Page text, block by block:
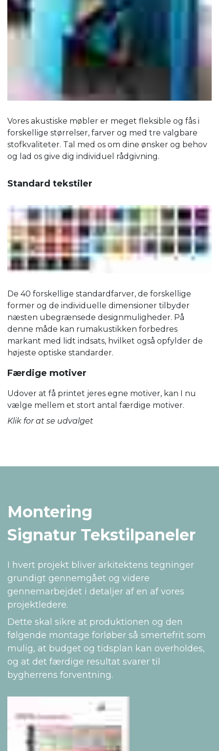
Vores akustiske møbler er meget fleksible og fås i
forskellige størrelser, farver og med tre valgbare
stofkvaliteter. Tal med os om dine ønsker og behov
og lad os give dig individuel rådgivning.
Standard tekstiler
De 40 forskellige standardfarver, de forskellige
former og de individuelle dimensioner tilbyder
næsten ubegrænsede designmuligheder. På
denne måde kan rumakustikken forbedres
markant med lidt indsats, hvilket også opfylder de
højeste optiske standarder.
Færdige motiver
Udover at få printet jeres egne motiver, kan I nu
vælge mellem et stort antal færdige motiver.
Klik for at se udvalget
Montering
Signatur Tekstilpaneler
I hvert projekt bliver arkitektens tegninger
grundigt gennemgået og videre
gennemarbejdet i detaljer af en af vores
projektledere.
Dette skal sikre at produktionen og den
følgende montage forløber så smertefrit som
mulig, at budget og tidsplan kan overholdes,
og at det færdige resultat svarer til
bygherrens forventning.